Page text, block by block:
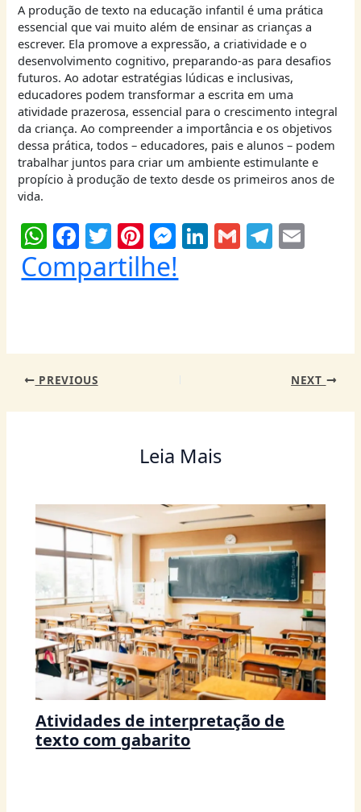
A produção de texto na educação infantil é uma prática
essencial que vai muito além de ensinar as crianças a
escrever. Ela promove a expressão, a criatividade e o
desenvolvimento cognitivo, preparando-as para desafios
futuros. Ao adotar estratégias lúdicas e inclusivas,
educadores podem transformar a escrita em uma
atividade prazerosa, essencial para o crescimento integral
da criança. Ao compreender a importância e os objetivos
dessa prática, todos – educadores, pais e alunos – podem
trabalhar juntos para criar um ambiente estimulante e
propício à produção de texto desde os primeiros anos de
vida.
W
h
at
p
p
F
a
c
o
o
k
T
w
itt
Pi
nt
er
M
ss
g
er
Li
n
G T
m
Compartilhe!
PREVIOUS NEXT
Leia Mais
Atividades de interpretação de
texto com gabarito